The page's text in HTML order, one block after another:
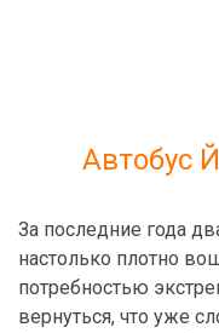
Автобус
За последние года
настолько плотно
потребностью
вернуться, что уже